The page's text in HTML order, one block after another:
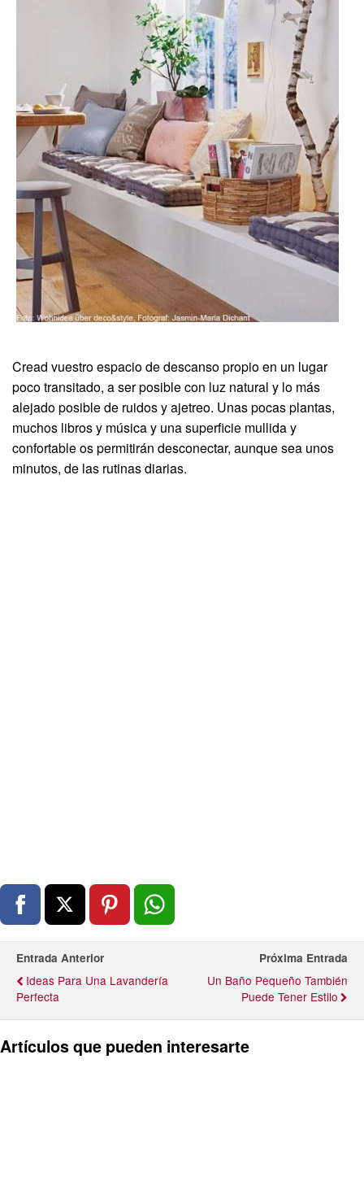
Cread vuestro espacio de descanso propio en un lugar
poco transitado, a ser posible con luz natural y lo más
alejado posible de ruidos y ajetreo. Unas pocas plantas,
muchos libros y música y una superficie mullida y
confortable os permitirán desconectar, aunque sea unos
minutos, de las rutinas diarias.
Entrada Anterior
Ideas Para Una Lavandería
Perfecta
Próxima Entrada
Un Baño Pequeño También
Puede Tener Estilo
Artículos que pueden interesarte